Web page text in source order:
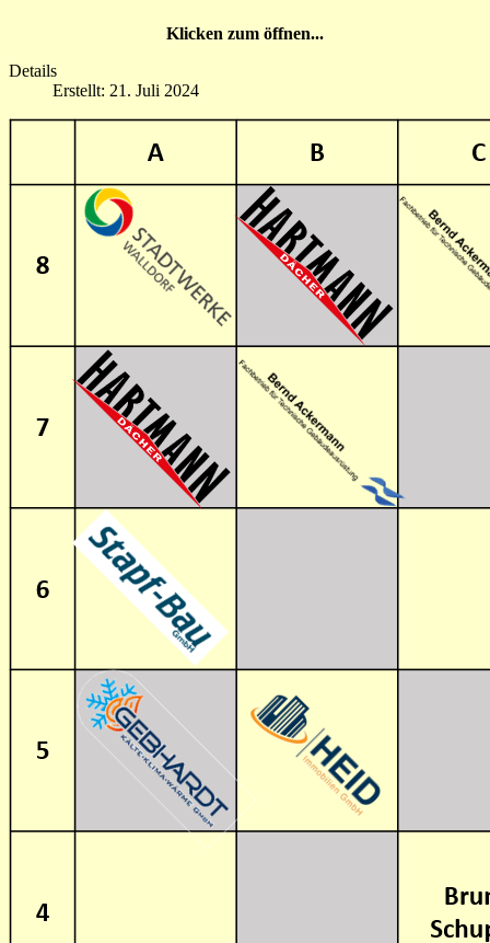
Klicken zum öffnen...
Details
Erstellt: 21. Juli 2024